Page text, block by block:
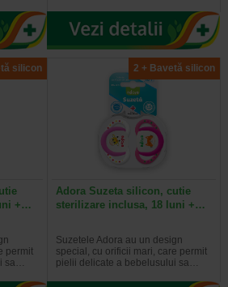
silicon
+…
permit
sa…
2 + Bavetă silicon
Adora Suzeta silicon, cutie
sterilizare inclusa, 18 luni +…
Suzetele Adora au un design
special, cu orificii mari, care permit
pielii delicate a bebelusului sa…